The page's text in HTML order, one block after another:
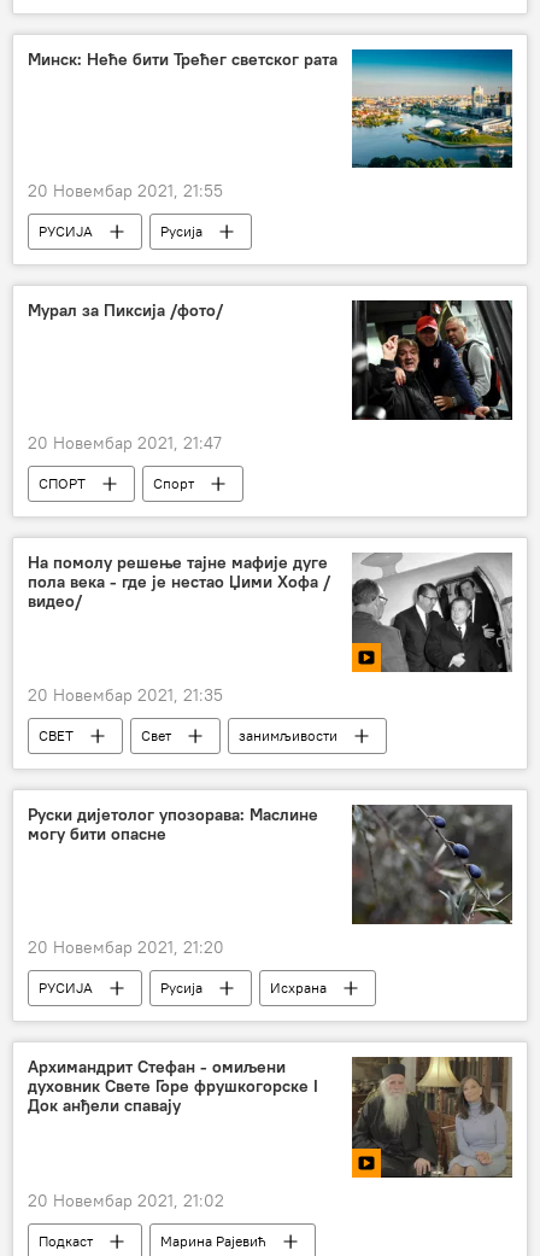
Русија – друштво
Минск: Неће бити Трећег светског рата
20 Новембар 2021, 21:55
РУСИЈА
Русија
Заједница независних држава (ЗНД)
Свет – политика
Мурал за Пиксија /фото/
20 Новембар 2021, 21:47
СПОРТ
Спорт
Драган Стојковић Пикси
мурал
Фудбал
На помолу решење тајне мафије дуге
пола века - где је нестао Џими Хофа /
видео/
20 Новембар 2021, 21:35
СВЕТ Свет
занимљивости
ФБИ
Сједињене Америчке Државе
мафија
Руски дијетолог упозорава: Маслине
могу бити опасне
20 Новембар 2021, 21:20
РУСИЈА Русија
Исхрана
медицина
Здравље
маслине
Руска медицина
Архимандрит Стефан - омиљени
духовник Свете Горе фрушкогорске I
Док анђели спавају
20 Новембар 2021, 21:02
Подкаст
Марина Рајевић